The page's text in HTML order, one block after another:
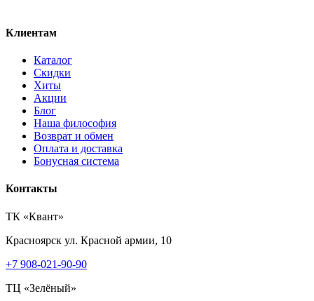
Клиентам
Каталог
Скидки
Хиты
Акции
Блог
Наша философия
Возврат и обмен
Оплата и доставка
Бонусная система
Контакты
ТК «Квант»
Красноярск ул. Красной армии, 10
+7 908-021-90-90
ТЦ «Зелёный»